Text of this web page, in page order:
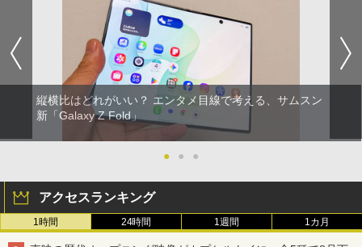
縦横比はどれがいい？ エンタメ目線で考える、サムスン
新「Galaxy Z Fold」
● ● ●
アクセスランキング
1時間 24時間 1週間 1カ月